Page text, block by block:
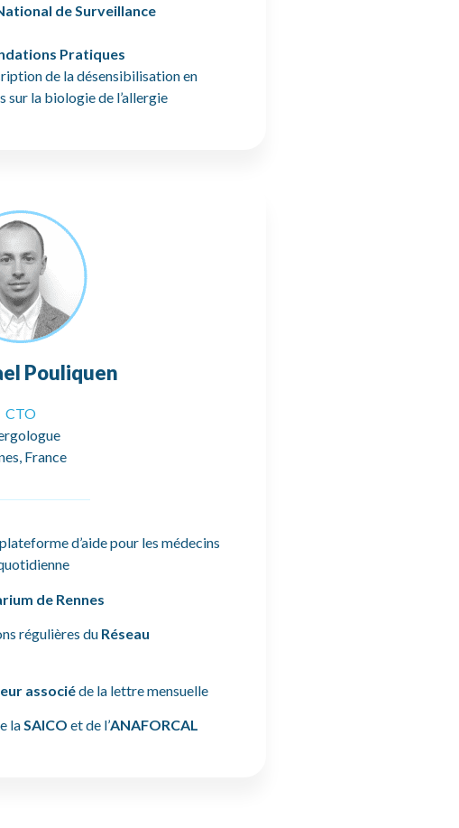
de Surveillance
Pratiques
de la désensibilisation en
sur la biologie de l’allergie
Pouliquen
CTO
France
d’aide pour les médecins
de Rennes
régulières du Réseau
associéde la lettre mensuelle
laSAICO et de l’ANAFORCAL